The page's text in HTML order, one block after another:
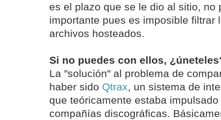
es el plazo que se le dio al sitio, no
importante pues es imposible filtrar
archivos hosteados.
Si no puedes con ellos,
La "solución" al problema de
haber sido Qtrax, un sistema de
que teóricamente estaba
compañías discográficas.